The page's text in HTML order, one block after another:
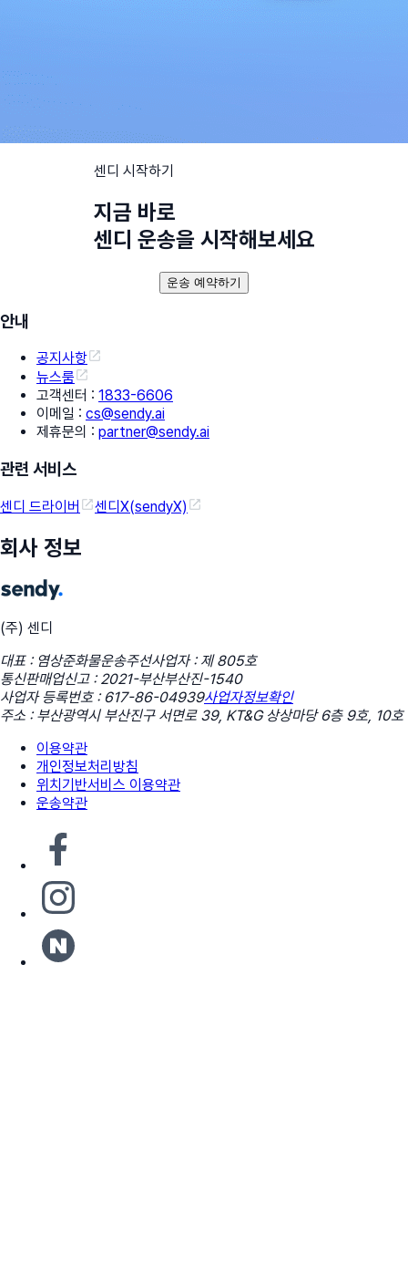
센디 시작하기
지금 바로
센디 운송을 시작해보세요
운송 예약하기
안내
공지사항
뉴스룸
고객센터 : 1833-6606
이메일 : cs@sendy.ai
제휴문의 : partner@sendy.ai
관련 서비스
센디 드라이버 센디X(sendyX)
회사 정보
(주) 센디
대표 : 염상준화물운송주선사업자 : 제 805호
통신판매업신고 : 2021-부산부산진-1540
사업자 등록번호 : 617-86-04939사업자정보확인
주소 : 부산광역시 부산진구 서면로 39, KT&G 상상마당 6층 9호, 10호
이용약관
개인정보처리방침
위치기반서비스 이용약관
운송약관